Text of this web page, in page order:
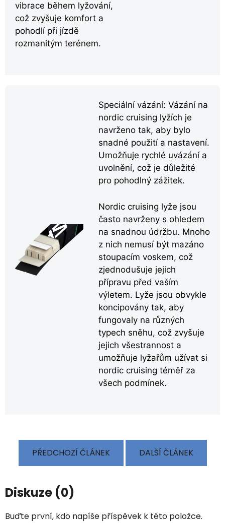
vibrace během lyžování,
což zvyšuje komfort a
pohodlí při jízdě
rozmanitým terénem.
Speciální vázání: Vázání na
nordic cruising lyžích je
navrženo tak, aby bylo
snadné použití a nastavení.
Umožňuje rychlé uvázání a
uvolnění, což je důležité
pro pohodlný zážitek.
Nordic cruising lyže jsou
často navrženy s ohledem
na snadnou údržbu. Mnoho
z nich nemusí být mazáno
stoupacím voskem, což
zjednodušuje jejich
přípravu před vaším
výletem. Lyže jsou obvykle
koncipovány tak, aby
fungovaly na různých
typech sněhu, což zvyšuje
jejich všestrannost a
umožňuje lyžařům užívat si
nordic cruising téměř za
všech podmínek.
PŘEDCHOZÍ ČLÁNEK DALŠÍ ČLÁNEK
Diskuze (0)
Buďte první, kdo napíše příspěvek k této položce.